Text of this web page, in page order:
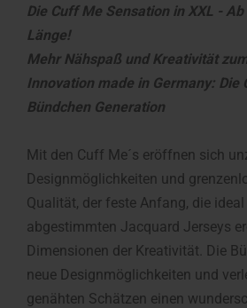
Die Cuff Me Sensation in XXL -
Länge!
Mehr Nähspaß und Kreativität
Innovation made in Germany: Die
Bündchen Generation
Mit den Cuff Me´s eröffnen sich
Designmöglichkeiten und
Qualität, der feste Anfang, die
abgestimmten Jacquard Jerseys
Dimensionen der Kreativität. Die
neue Designmöglichkeiten und
genähten Schätzen einen